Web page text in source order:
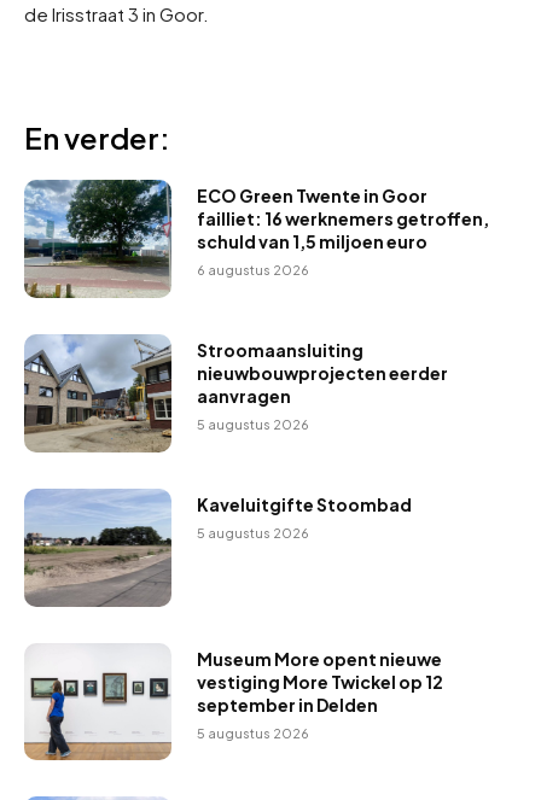
de Irisstraat 3 in Goor.
En verder:
ECO Green Twente in Goor
failliet: 16 werknemers getroffen,
schuld van 1,5 miljoen euro
6 augustus 2026
Stroomaansluiting
nieuwbouwprojecten eerder
aanvragen
5 augustus 2026
Kaveluitgifte Stoombad
5 augustus 2026
Museum More opent nieuwe
vestiging More Twickel op 12
september in Delden
5 augustus 2026